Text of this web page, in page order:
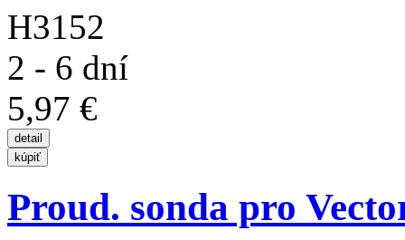
H3152
2 - 6 dní
5,97 €
Proud. sonda pro